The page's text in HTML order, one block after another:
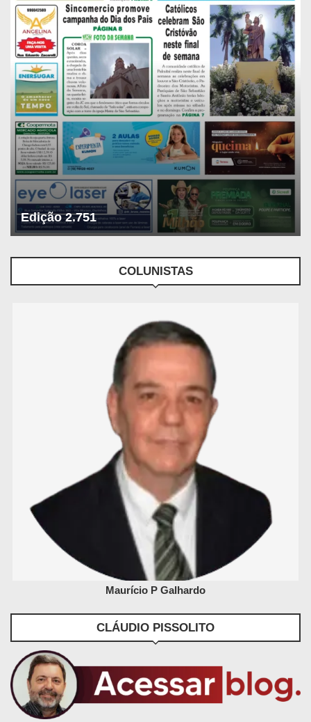
Edição 2.751
COLUNISTAS
Maurício P Galhardo
CLÁUDIO PISSOLITO